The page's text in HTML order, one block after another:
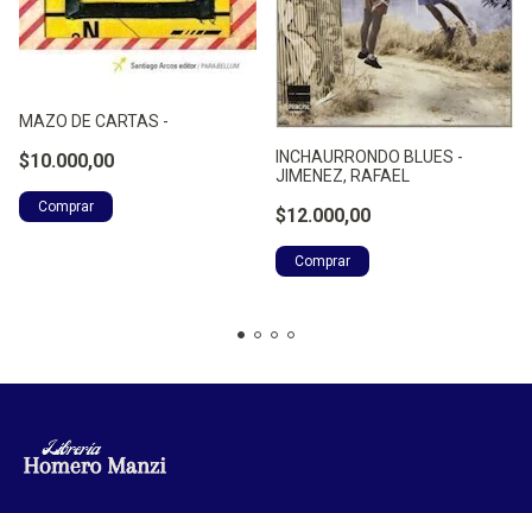
MAZO DE CARTAS -
$10.000,00
INCHAURRONDO BLUES -
JIMENEZ, RAFAEL
$12.000,00